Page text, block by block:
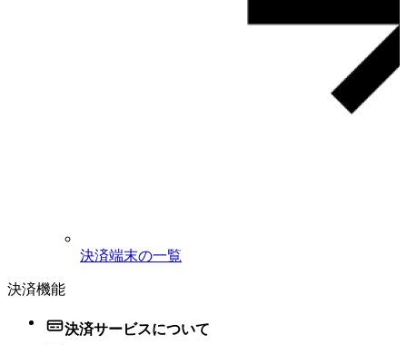
決済端末の一覧
決済機能
決済サービスについて